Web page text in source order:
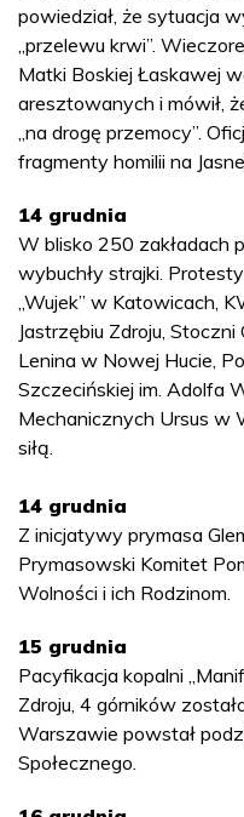
powiedział, że sytuacja
„przelewu krwi”.
Matki Boskiej Łaskawej
aresztowanych i mówił,
„na drogę przemocy”.
fragmenty homilii na
14 grudnia
W blisko 250 zakładach
wybuchły strajki.
„Wujek” w Katowicach,
Jastrzębiu Zdroju, Stoczni
Lenina w Nowej Hucie,
Szczecińskiej im. Adolfa
Mechanicznych Ursus w
siłą.
14 grudnia
Z inicjatywy prymasa
Prymasowski Komitet
Wolności i ich Rodzinom.
15 grudnia
Pacyfikacja kopalni
Zdroju, 4 górników
Warszawie powstał
Społecznego.